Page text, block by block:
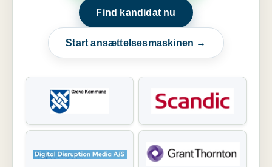
Find kandidat nu
Start ansættelsesmaskinen →